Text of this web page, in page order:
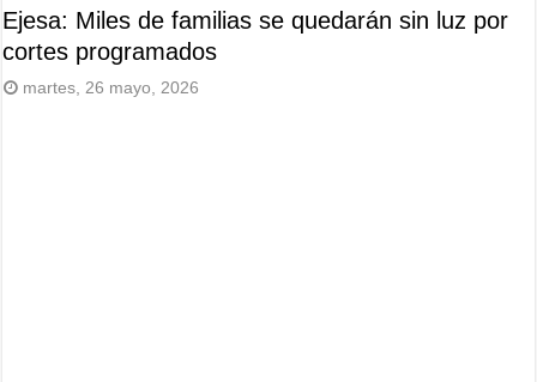
Ejesa: Miles de familias se quedarán sin luz por
cortes programados
martes, 26 mayo, 2026